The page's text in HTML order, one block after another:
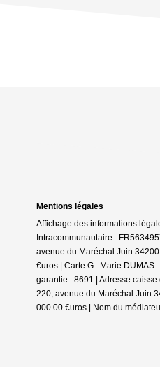
Mentions légales
Affichage des informations
Intracommunautaire :
avenue du Maréchal Juin
€uros | Carte G : Marie DUMAS
garantie : 8691 | Adresse
220, avenue du Maréchal Juin
000.00 €uros | Nom du